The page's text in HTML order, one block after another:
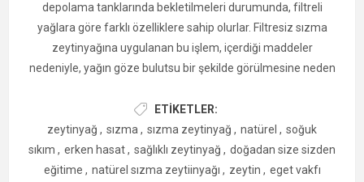
depolama tanklarında bekletilmeleri durumunda, filtreli
yağlara göre farklı özelliklere sahip olurlar. Filtresiz sızma
zeytinyağına uygulanan bu işlem, içerdiği maddeler
nedeniyle, yağın göze bulutsu bir şekilde görülmesine neden
(dispersiyon) de denilmektedir. Bazı tadım uzmanları, ünlü
yemek gurmeleri ve tüketiciler, zeytinyağındaki bulutsu
görünümün daha çok, tazeliğe ve kaliteye işaret ettiğini
düşünmektedirler. Taze zeytinyağının bulutsu bir görünüme
ETIKETLER:
zeytinyağ , sızma , sızma zeytinyağ , natürel , soğuk
sıkım , erken hasat, sağlıklı zeytinyağ , doğadan size sizden
eğitime , natürel sızma zeytiinyağı , zeytin , eget vakfı